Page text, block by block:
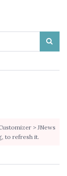
> JNews
to refresh it.